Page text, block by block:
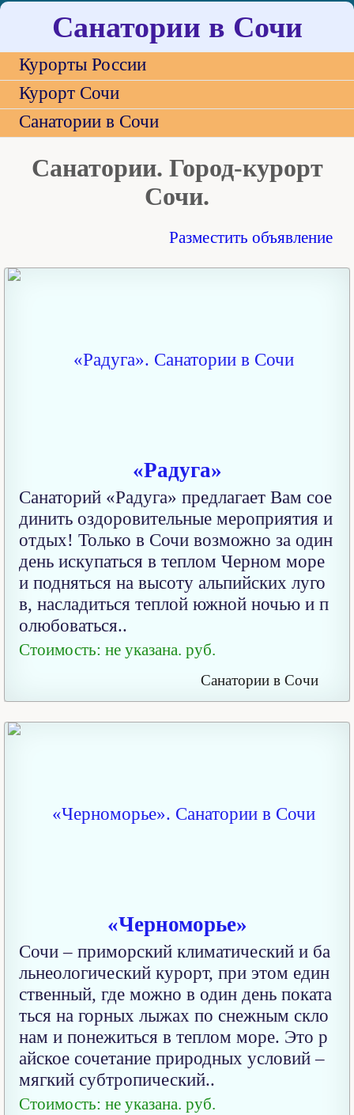
Санатории в Сочи
Курорты России
Курорт Сочи
Санатории в Сочи
Санатории. Город-курорт
Сочи.
Разместить объявление
«Радуга»
Санаторий «Радуга» предлагает Вам сое
динить оздоровительные мероприятия и
отдых! Только в Сочи возможно за один
день искупаться в теплом Черном море
и подняться на высоту альпийских луго
в, насладиться теплой южной ночью и п
олюбоваться..
Стоимость: не указана. руб.
Санатории в Сочи
«Черноморье»
Сочи – приморский климатический и ба
льнеологический курорт, при этом един
ственный, где можно в один день поката
ться на горных лыжах по снежным скло
нам и понежиться в теплом море. Это р
айское сочетание природных условий –
мягкий субтропический..
Стоимость: не указана. руб.